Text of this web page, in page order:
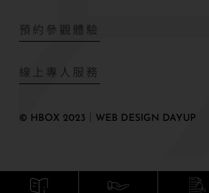
預約參觀體驗
線上專人服務
© HBOX 2023｜WEB DESIGN DAYUP